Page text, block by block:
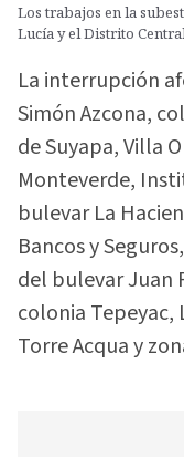
Los trabajos en la
Lucía y el Distrito
La interrupción
Simón Azcona,
de Suyapa, Villa
Monteverde,
bulevar La
Bancos y
del bulevar Juan
colonia Tepeyac,
Torre Acqua y